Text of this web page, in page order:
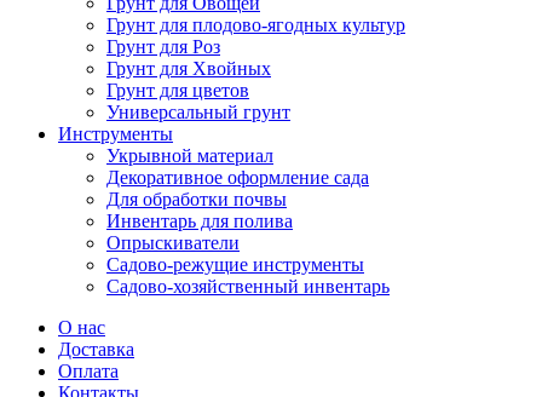
Грунт для плодово-ягодных культур
Грунт для Роз
Грунт для Хвойных
Грунт для цветов
Универсальный грунт
Инструменты
Укрывной материал
Декоративное оформление сада
Для обработки почвы
Инвентарь для полива
Опрыскиватели
Садово-режущие инструменты
Садово-хозяйственный инвентарь
О нас
Доставка
Оплата
Контакты